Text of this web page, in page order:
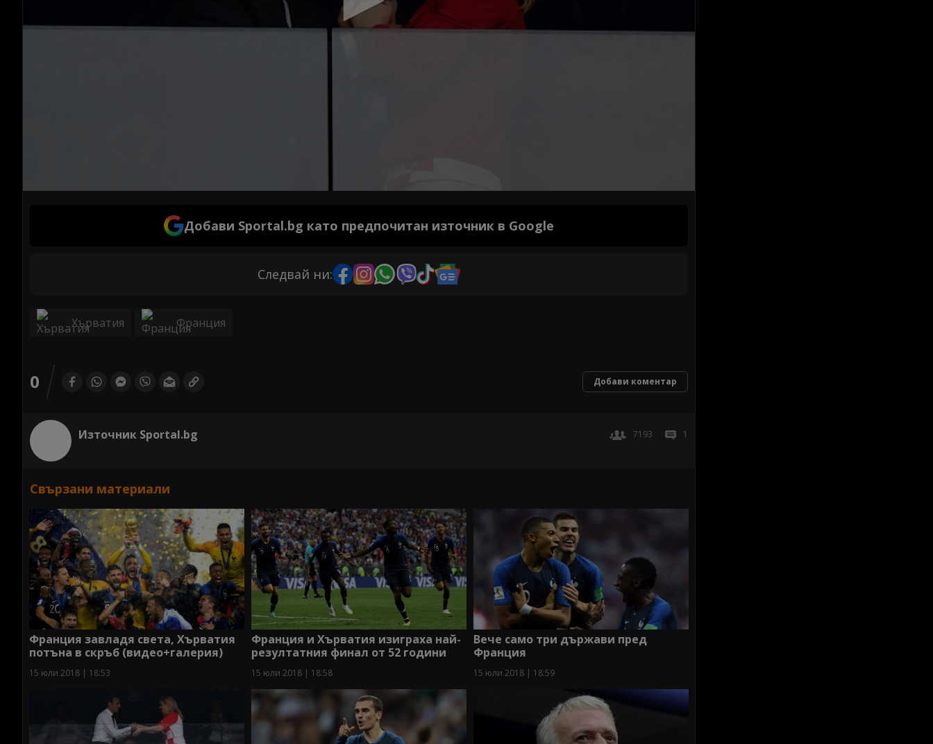
Добави Sportal.bg като предпочитан източник в Google
Следвай ни:
Хърватия Франция
0 Добави коментар
Източник Sportal.bg 7193 1
Свързани материали
Франция завладя света, Хърватия
потъна в скръб (видео+галерия)
15 юли 2018 | 18:53
Франция и Хърватия изиграха най-
резултатния финал от 52 години
15 юли 2018 | 18:58
Вече само три държави пред
Франция
15 юли 2018 | 18:59